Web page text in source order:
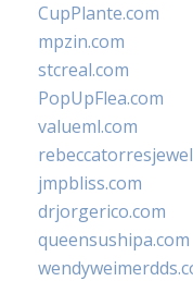
CupPlante.com
mpzin.com
stcreal.com
PopUpFlea.com
valueml.com
jmpbliss.com
drjorgerico.com
queensushipa.com